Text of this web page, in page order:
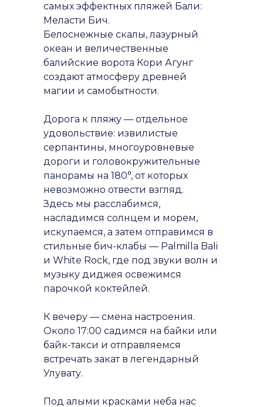
самых эффектных пляжей Бали:
Меласти Бич.
Белоснежные скалы, лазурный
океан и величественные
балийские ворота Кори Агунг
создают атмосферу древней
магии и самобытности.
Дорога к пляжу — отдельное
удовольствие: извилистые
серпантины, многоуровневые
дороги и головокружительные
панорамы на 180°, от которых
невозможно отвести взгляд.
Здесь мы расслабимся,
насладимся солнцем и морем,
искупаемся, а затем отправимся в
стильные бич-клабы — Palmilla Bali
и White Rock, где под звуки волн и
музыку диджея освежимся
парочкой коктейлей.
К вечеру — смена настроения.
Около 17:00 садимся на байки или
байк-такси и отправляемся
встречать закат в легендарный
Улувату.
Под алыми красками неба нас